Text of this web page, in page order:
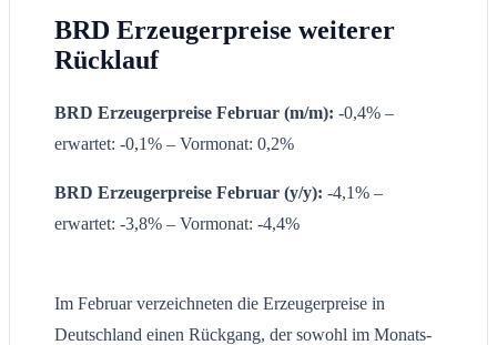
BRD Erzeugerpreise weiterer
Rücklauf
BRD Erzeugerpreise Februar (m/m): -0,4% –
erwartet: -0,1% – Vormonat: 0,2%
BRD Erzeugerpreise Februar (y/y): -4,1% –
erwartet: -3,8% – Vormonat: -4,4%
Im Februar verzeichneten die Erzeugerpreise in
Deutschland einen Rückgang, der sowohl im Monats-